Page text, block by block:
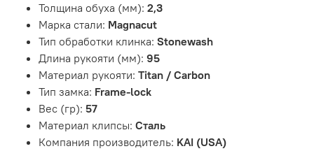
Толщина обуха (мм): 2,3
Марка стали: Magnacut
Тип обработки клинка: Stonewash
Длина рукояти (мм): 95
Материал рукояти: Titan / Carbon
Тип замка: Frame-lock
Вес (гр): 57
Материал клипсы: Сталь
Компания производитель: KAI (USA)